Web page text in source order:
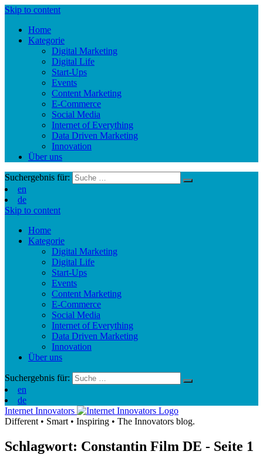
Skip to content
Home
Kategorie
Digital Marketing
Digital Life
Start-Ups
Events
Content Marketing
E-Commerce
Social Media
Internet of Everything
Data Driven Marketing
Innovation
Über uns
Suchergebnis für:
en
de
Skip to content
Home
Kategorie
Digital Marketing
Digital Life
Start-Ups
Events
Content Marketing
E-Commerce
Social Media
Internet of Everything
Data Driven Marketing
Innovation
Über uns
Suchergebnis für:
en
de
Internet Innovators
Different • Smart • Inspiring • The Innovators blog.
Schlagwort: Constantin Film DE - Seite 1